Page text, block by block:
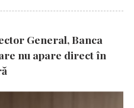
General, Banca
nu apare direct în